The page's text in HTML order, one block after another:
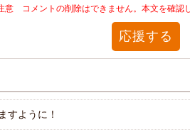
意 コメントの削除はできません。本文を確認
応援する
すように！